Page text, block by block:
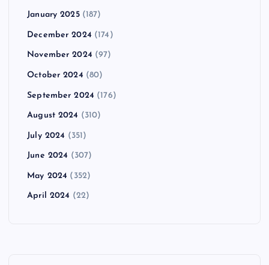
January 2025(187)
December 2024 (174)
November 2024 (97)
October 2024 (80)
September 2024 (176)
August 2024 (310)
July 2024 (351)
June 2024 (307)
May 2024 (352)
April 2024 (22)